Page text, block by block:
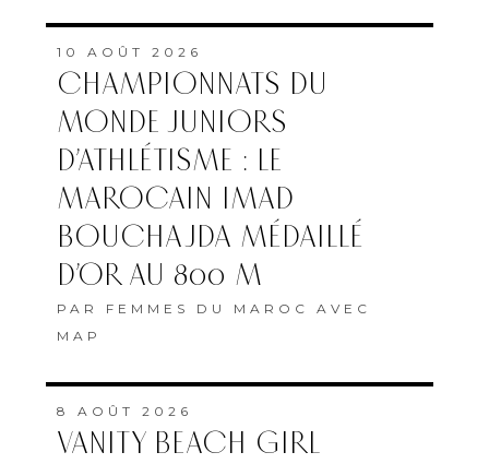
10 AOÛT 2026
CHAMPIONNATS DU
MONDE JUNIORS
D’ATHLÉTISME : LE
MAROCAIN IMAD
BOUCHAJDA MÉDAILLÉ
D’OR AU 800 M
PAR FEMMES DU MAROC AVEC
MAP
8 AOÛT 2026
VANITY BEACH GIRL